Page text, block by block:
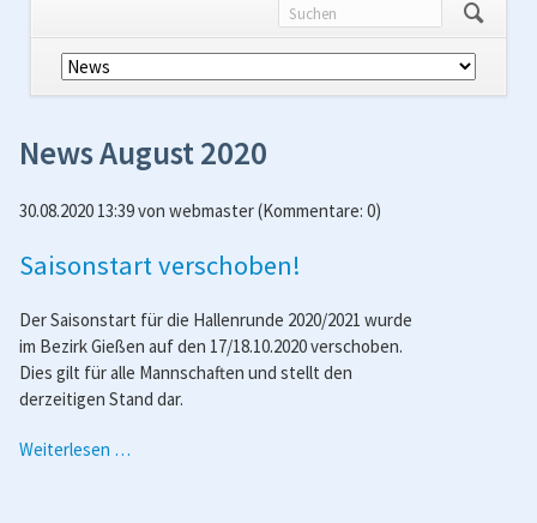
Navigation
überspringen
News August 2020
30.08.2020 13:39von webmaster(Kommentare: 0)
Saisonstart verschoben!
Der Saisonstart für die Hallenrunde 2020/2021 wurde
im Bezirk Gießen auf den 17/18.10.2020 verschoben.
Dies gilt für alle Mannschaften und stellt den
derzeitigen Stand dar.
Weiterlesen …